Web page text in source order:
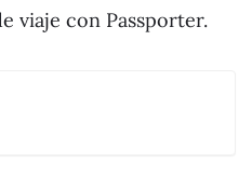
viaje con Passporter.